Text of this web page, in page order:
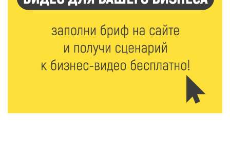
Ботанические лаборатории в школах: Тверская
область запускает масштабный экопроект